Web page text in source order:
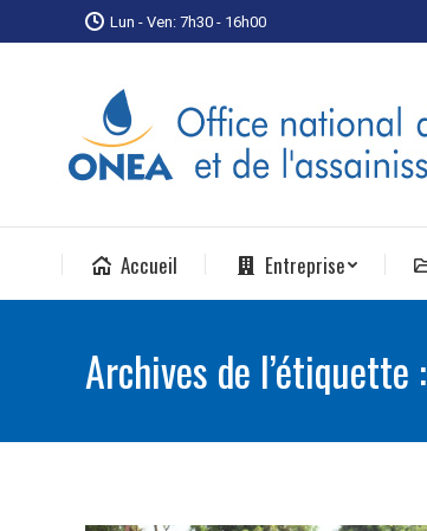
Lun - Ven: 7h30 - 16h00
Accueil Entreprise
Archives de l’étiquette :